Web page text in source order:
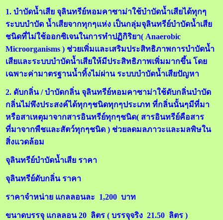
1. บำบัดน้ำเสีย จุลินทรีย์หอมคาซาม่าใช้บำบัดน้ำเสียได้ทุกๆ
ระบบบำบัด น้ำเสียจากทุกๆแห่ง เป็นกลุ่มจุลินทรีย์บำบัดน้ำเสีย
ชนิดที่ไม่ใช้ออกซิเจนในการทำปฏิกิริยา( Anaerobic
Microorganisms ) ช่วยเพิ่มและเสริมประสิทธิภาพการบำบัดน้ำ
เสียและระบบบำบัดน้ำเสียให้มีประสิทธิภาพเพิ่มมากขึ้น โดย
เฉพาะค่ามาตรฐานน้ำทิ้งไม่ผ่าน ระบบบำบัดน้ำเสียปัญหา
2. ดับกลิ่น / บำบัดกลิ่น จุลินทรีย์หอมคาซาม่าใช้ดับกลิ่นบำบัด
กลิ่นไม่พึงประสงค์ได้ทุกๆชนิดทุกๆประเภท ที่กลิ่นนั้นๆมีที่มา
หรือสาเหตุมาจากสารอินทรีย์ทุกๆชนิด( สารอินทรีย์คือสาร
ที่มาจากพืชและสัตว์ทุกๆชนิด ) ช่วยลดมลภาวะและมลพิษใน
สิ่งแวดล้อม
จุลินทรีย์บำบัดน้ำเสีย ราคา
จุลินทรีย์ดับกลิ่น ราคา
ราคาจำหน่าย แกลลอนละ 1,200 บาท
ขนาดบรรจุ แกลลอน 20 ลิตร ( บรรจุจริง 21.50 ลิตร )